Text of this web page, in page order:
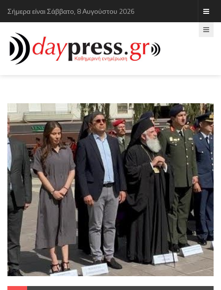
Σήμερα είναι Σάββατο, 8 Αυγούστου 2026